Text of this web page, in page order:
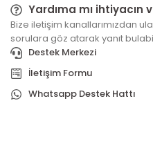
Yardıma mı ihtiyacın
Bize iletişim kanallarımızdan
sorulara göz atarak yanıt
Destek Merkezi
İletişim Formu
Whatsapp Destek Hattı